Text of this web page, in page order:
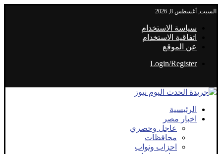
السبت, أغسطس 8, 2026
سياسة الاستخدام
اتفاقية الاستخدام
عن الموقع
Login/Register
الرئيسية
اخبار مصر
عاجل وحصري
محافظات
احزاب ونواب